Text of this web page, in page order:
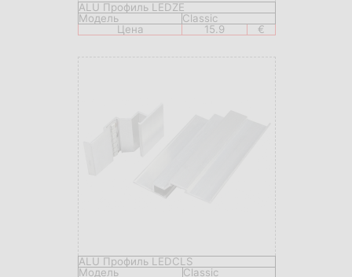
ALU Профиль LEDZE
Модель
Classic
Цена
15.9 €
ALU Профиль LEDCLS
Модель
Classic